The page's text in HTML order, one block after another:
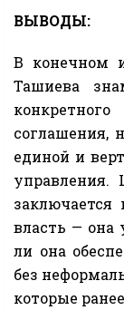
ВЫВОДЫ:
В конечном
Ташиева
соглашения,
единой и
управления.
власть — она
ли она
без
которые